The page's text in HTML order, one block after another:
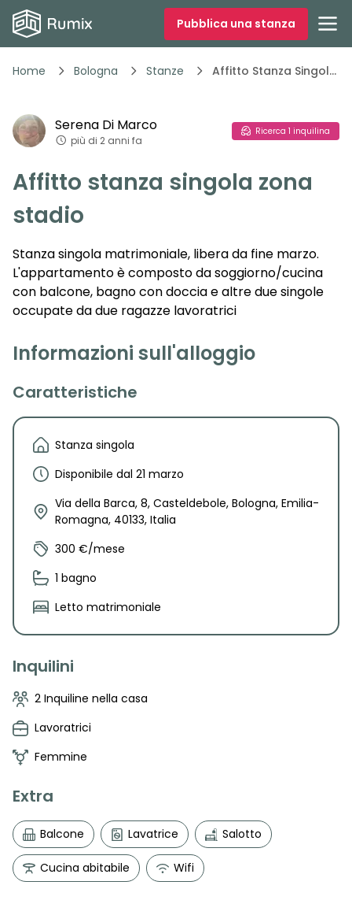
Pubblica una stanza
Home Bologna Stanze Affitto Stanza Singola Zona Stadio
1/
Vedi tutte4foto
Serena Di Marco
più di 2 anni fa
Ricerca 1 inquilina
Affitto stanza singola zona
stadio
Stanza singola matrimoniale, libera da fine marzo.
L'appartamento è composto da soggiorno/cucina
con balcone, bagno con doccia e altre due singole
occupate da due ragazze lavoratrici
Informazioni sull'alloggio
Caratteristiche
Stanza singola
Disponibile dal 21 marzo
Via della Barca, 8, Casteldebole, Bologna, Emilia-
Romagna, 40133, Italia
300 €/mese
1 bagno
Letto matrimoniale
Inquilini
2 Inquiline nella casa
Lavoratrici
Femmine
Extra
Balcone Lavatrice Salotto
Cucina abitabile Wifi